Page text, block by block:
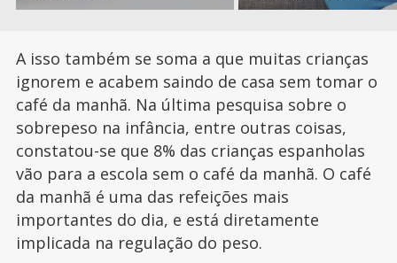
A isso também se soma a que muitas crianças
ignorem e acabem saindo de casa sem tomar o
café da manhã. Na última pesquisa sobre o
sobrepeso na infância, entre outras coisas,
constatou-se que 8% das crianças espanholas
vão para a escola sem o café da manhã. O café
da manhã é uma das refeições mais
importantes do dia, e está diretamente
implicada na regulação do peso.